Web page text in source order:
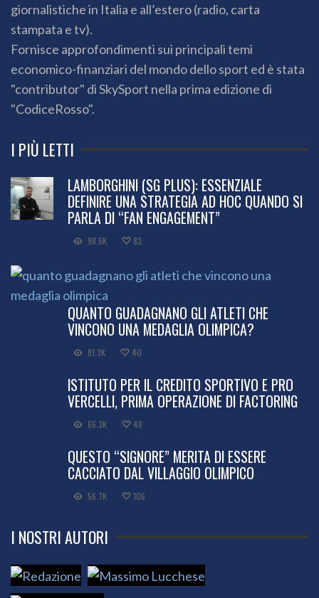
giornalistiche in Italia e all’estero (radio, carta
stampata e tv).
Fornisce approfondimenti sui principali temi
economico-finanziari del mondo dello sport ed è stata
"contributor" di SkySport nella prima edizione di
"CodiceRosso".
I PIÙ LETTI
LAMBORGHINI (SG PLUS): ESSENZIALE
DEFINIRE UNA STRATEGIA AD HOC QUANDO SI
PARLA DI “FAN ENGAGEMENT”
98.6K 83
QUANTO GUADAGNANO GLI ATLETI CHE
VINCONO UNA MEDAGLIA OLIMPICA?
81.3K 40
ISTITUTO PER IL CREDITO SPORTIVO E PRO
VERCELLI, PRIMA OPERAZIONE DI FACTORING
66.3K 48
QUESTO “SIGNORE” MERITA DI ESSERE
CACCIATO DAL VILLAGGIO OLIMPICO
56.7K 106
I NOSTRI AUTORI